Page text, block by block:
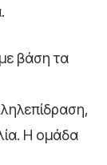
βάση τα
Η ομάδα